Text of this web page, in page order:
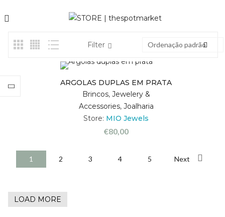
Filter Ordenação padrão
ARGOLAS DUPLAS EM PRATA
Brincos, Jewelery &
Accessories, Joalharia
Store: MIO Jewels
€80,00
1 2 3 4 5 Next
LOAD MORE